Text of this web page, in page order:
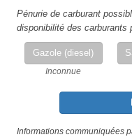
Pénurie de carburant
disponibilité des carburants
Gazole (diesel)
Inconnue
Informations communiquées